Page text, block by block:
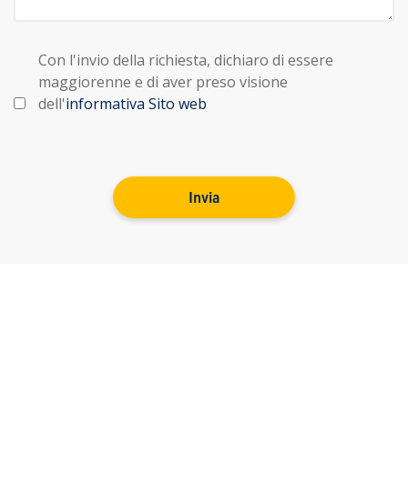
Con l'invio della richiesta, dichiaro di essere
maggiorenne e di aver preso visione
dell'informativa Sito web
Invia